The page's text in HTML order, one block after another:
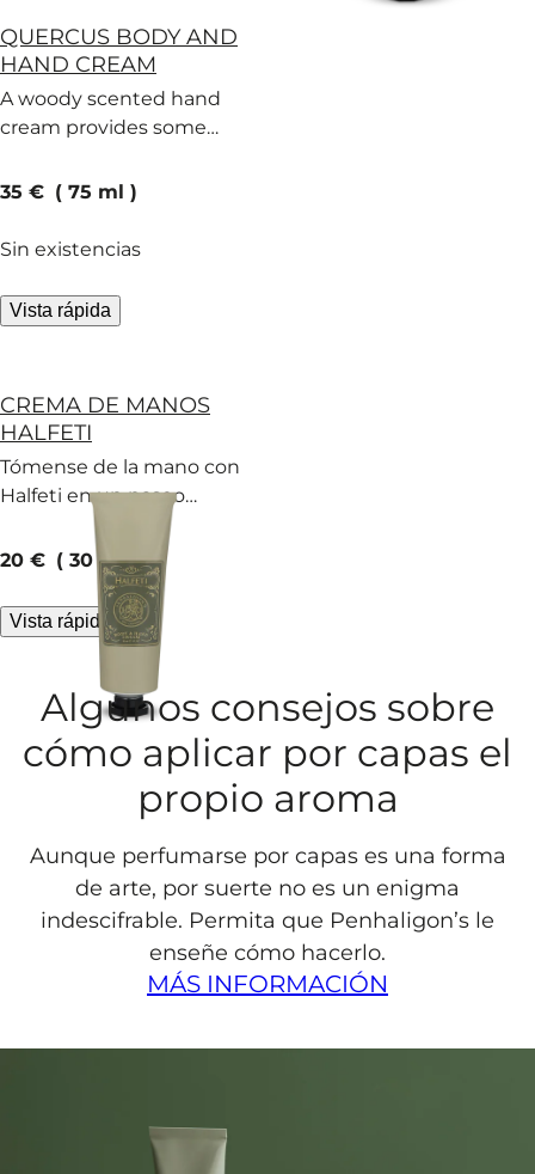
QUERCUS BODY AND
HAND CREAM
A woody scented hand
cream provides some
current price
35 € 75 ml
Sin existencias
Vista rápida
CREMA DE MANOS
HALFETI
Tómense de la mano con
Halfeti en un paseo
romántico. Una crema de
manos envuelta en la
suavidad de la rosa
especiada.
current price
20 € 30 ml
Vista rápida
Algunos consejos sobre
cómo aplicar por capas el
propio aroma
Aunque perfumarse por capas es una forma
de arte, por suerte no es un enigma
indescifrable. Permita que Penhaligon’s le
enseñe cómo hacerlo.
MÁS INFORMACIÓN